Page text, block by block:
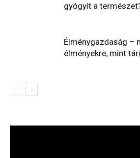
gyógyít a
Élménygazdaság –
élményekre, mint